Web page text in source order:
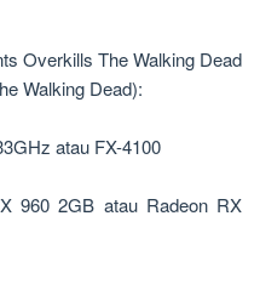
Overkills The Walking Dead
Walking Dead):
atau FX-4100
960 2GB atau Radeon RX